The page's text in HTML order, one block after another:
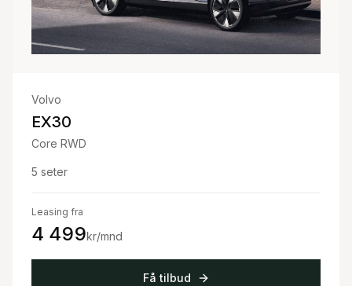
Volvo
EX30
Core RWD
5 seter
Leasing fra
4 499kr/mnd
Få tilbud